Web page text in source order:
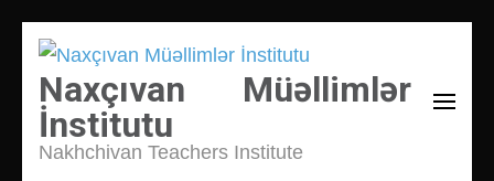
İçeriğe
(Enter
tuşuna
Naxçıvan Müəllimlər
İnstitutu
Nakhchivan Teachers Institute